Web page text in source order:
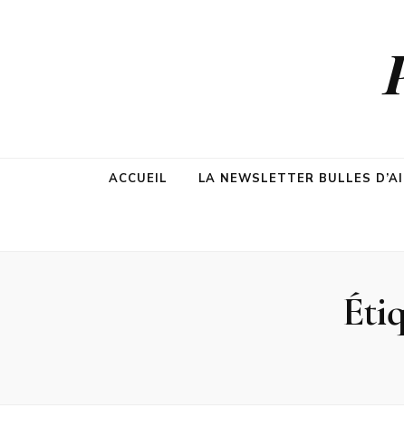
ACCUEIL LA NEWSLETTER BULLES